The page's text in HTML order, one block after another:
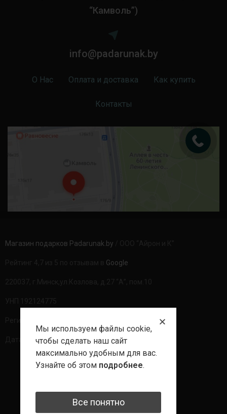
“Камволь”)
info@padarunak.by
О Нас Оплата и доставка Как купить
Контакты
Магазин подарков Padarunak.by
Google
Дата регистрации: 20.08.2020г
Мы используем файлы cookie,
чтобы сделать наш сайт
максимально удобным для вас.
Узнайте об этом подробнее.
Все понятно